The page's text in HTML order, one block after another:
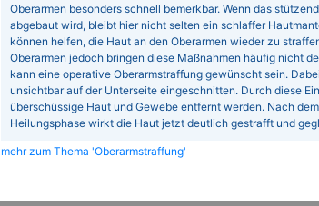
Oberarmen besonders schnell bemerkbar. Wenn das
abgebaut wird, bleibt hier nicht selten ein schlaffer
können helfen, die Haut an den Oberarmen wieder zu
Oberarmen jedoch bringen diese Maßnahmen häufig nicht
kann eine operative Oberarmstraffung gewünscht sein.
unsichtbar auf der Unterseite eingeschnitten. Durch diese
überschüssige Haut und Gewebe entfernt werden. Nach
Heilungsphase wirkt die Haut jetzt deutlich gestrafft und
mehr zum Thema 'Oberarmstraffung'